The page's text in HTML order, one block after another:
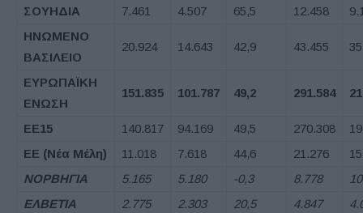
ΣΟΥΗΔΙΑ
7.461 4.507 65,5 12.458
ΗΝΩΜΕΝΟ
ΒΑΣΙΛΕΙΟ
20.924 14.643 42,9 43.455
ΕΥΡΩΠΑΪΚΗ
ΕΝΩΣΗ
151.835 101.787 49,2 291.584
ΕΕ15 140.817 94.169 49,5 270.308
ΕΕ (Νέα Μέλη) 11.018 7.618 44,6 21.276
ΝΟΡΒΗΓΙΑ
5.165 5.180 -0,3 8.778
ΕΛΒΕΤΙΑ
2.775 2.303 20,5 4.847